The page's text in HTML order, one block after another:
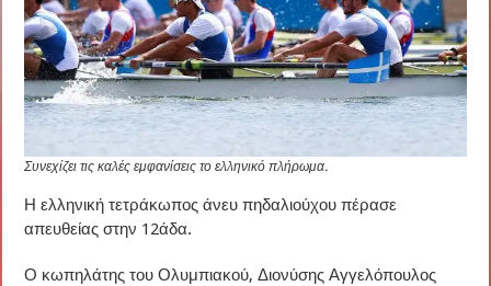
Συνεχίζει τις καλές εμφανίσεις το ελληνικό πλήρωμα.
Η ελληνική τετράκωπος άνευ πηδαλιούχου πέρασε
απευθείας στην 12άδα.
Ο κωπηλάτης του Ολυμπιακού, Διονύσης Αγγελόπουλος